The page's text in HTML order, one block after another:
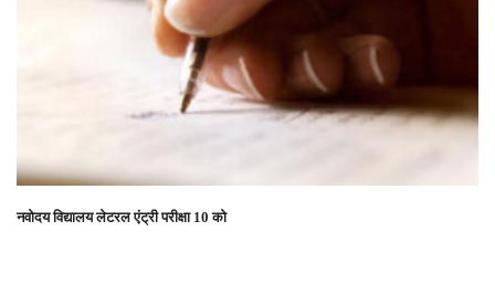
नवोदय विद्यालय लेटरल एंट्री परीक्षा 10 को